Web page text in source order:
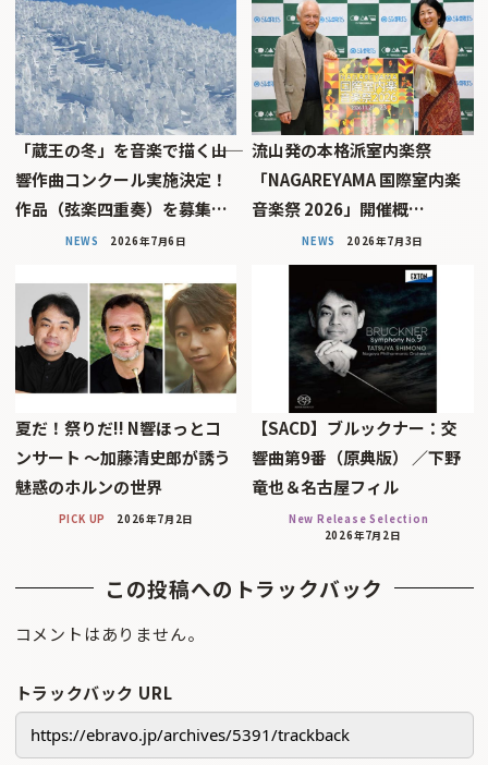
「蔵王の冬」を音楽で描く――山
響作曲コンクール実施決定！
作品（弦楽四重奏）を募集…
NEWS 2026年7月6日
流山発の本格派室内楽祭
「NAGAREYAMA 国際室内楽
音楽祭 2026」開催概…
NEWS 2026年7月3日
夏だ！祭りだ!! N響ほっとコ
ンサート 〜加藤清史郎が誘う
魅惑のホルンの世界
PICK UP 2026年7月2日
【SACD】ブルックナー：交
響曲第9番（原典版） ／下野
竜也＆名古屋フィル
New Release Selection
2026年7月2日
この投稿へのトラックバック
コメントはありません。
トラックバック URL